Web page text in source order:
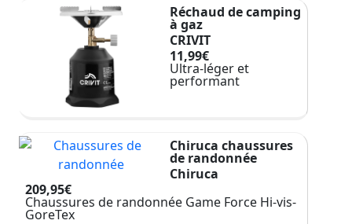
Réchaud de camping
à gaz
CRIVIT
11,99€
Ultra-léger et
performant
Chiruca chaussures
de randonnée
Chiruca
209,95€
Chaussures de randonnée Game Force Hi-vis-
GoreTex